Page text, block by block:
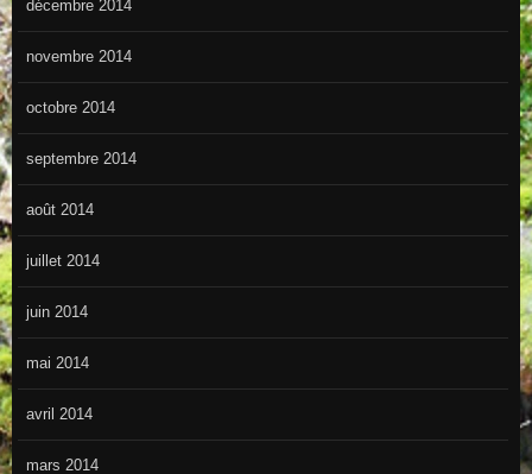
décembre 2014
novembre 2014
octobre 2014
septembre 2014
août 2014
juillet 2014
juin 2014
mai 2014
avril 2014
mars 2014